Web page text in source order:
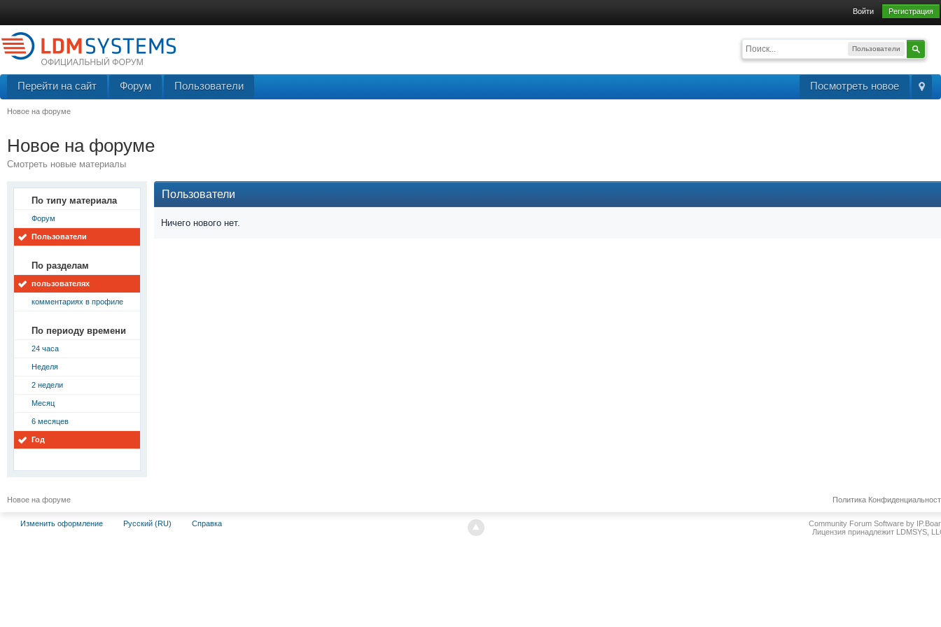
Войти Регистрация
Пользователи
Посмотреть новое
Перейти на сайт Форум Пользователи
Новое на форуме
Новое на форуме
Смотреть новые материалы
По типу материала
Форум
Пользователи
По разделам
пользователях
комментариях в профиле
По периоду времени
24 часа
Неделя
2 недели
Месяц
6 месяцев
Год
Пользователи
Ничего нового нет.
Новое на форуме Политика
Изменить оформление Русский (RU) Справка
Community Forum Software by
Лицензия принадлежит LDMSYS,